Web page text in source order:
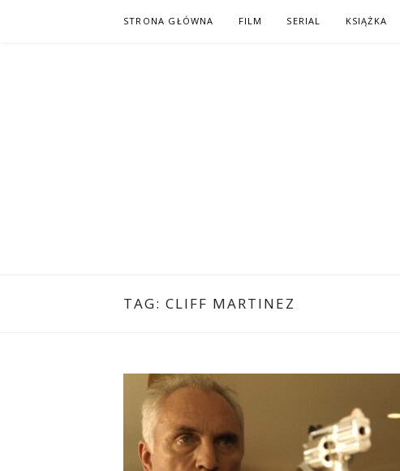
STRONA GŁÓWNA FILM SERIAL KSIĄŻKA
TAG: CLIFF MARTINEZ